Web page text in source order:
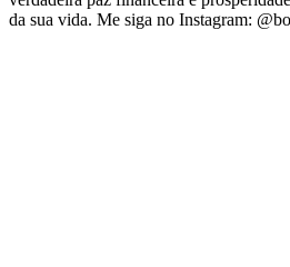
da sua vida. Me siga no Instagram: